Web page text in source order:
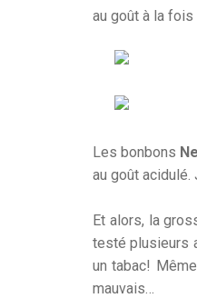
au goût à la
Les bonbons
au goût acidulé.
Et alors, la
testé plusieurs
un tabac!
mauvais…